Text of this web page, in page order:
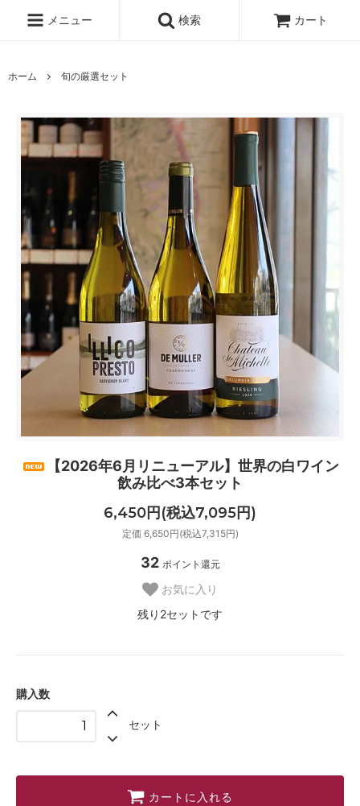
メニュー 検索 カート
ホーム 旬の厳選セット
【2026年6月リニューアル】世界の白ワイン
飲み比べ3本セット
6,450円(税込7,095円)
定価 6,650円(税込7,315円)
32 ポイント還元
お気に入り
残り2セットです
購入数
セット
カートに入れる